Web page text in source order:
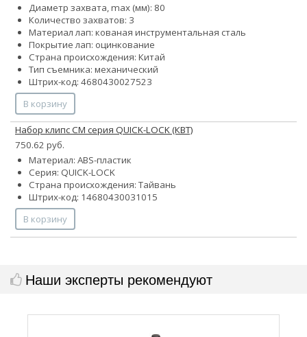
Диаметр захвата, max (мм): 80
Количество захватов: 3
Материал лап: кованая инструментальная сталь
Покрытие лап: оцинкование
Страна происхождения: Китай
Тип съемника: механический
Штрих-код: 4680430027523
В корзину
Набор клипс СМ серия QUICK-LOCK (КВТ)
750.62 руб.
Материал: АВS-пластик
Серия: QUICK-LOCK
Страна происхождения: Тайвань
Штрих-код: 14680430031015
В корзину
Наши эксперты рекомендуют